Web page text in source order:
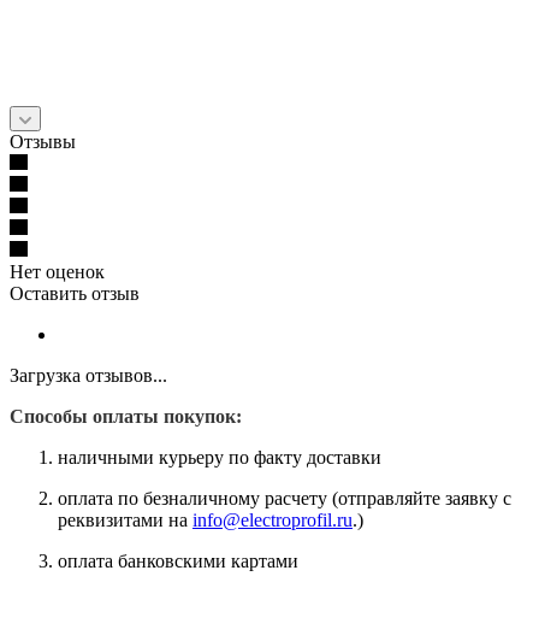
Отзывы
Нет оценок
Оставить отзыв
Загрузка отзывов...
Способы оплаты покупок:
наличными курьеру по факту доставки
оплата по безналичному расчету (отправляйте заявку с
реквизитами на info@electroprofil.ru.)
оплата банковскими картами